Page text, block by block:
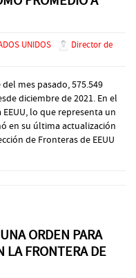
UNIDOS
Director de
mes pasado, 575.549
diciembre de 2021. En el
lo que representa un
en su última actualización
de Fronteras de EEUU
ORDEN PARA
LA FRONTERA DE